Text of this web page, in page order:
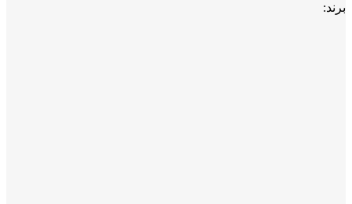
برند: